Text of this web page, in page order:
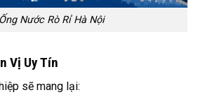
Nước Rò Rỉ Hà Nội
Vị Uy Tín
sẽ mang lại: